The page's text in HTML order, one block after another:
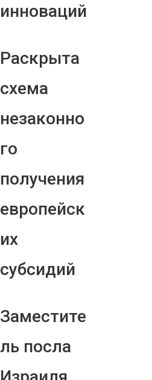
инноваций
Раскрыта
схема
незаконно
го
получения
европейск
их
субсидий
Заместите
ль посла